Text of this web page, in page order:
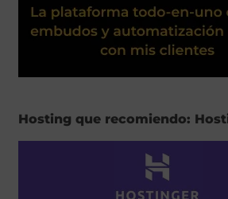
Hosting que recomiendo: